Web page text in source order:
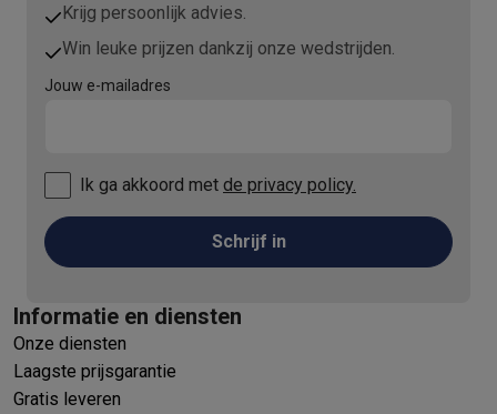
Krijg persoonlijk advies.
Win leuke prijzen dankzij onze wedstrijden.
Jouw e-mailadres
Ik ga akkoord met de privacy policy.
Schrijf in
Informatie en diensten
Onze diensten
Laagste prijsgarantie
Gratis leveren